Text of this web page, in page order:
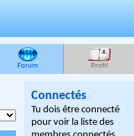
Forum Profil
Connectés
Tu dois être connecté
pour voir la liste des